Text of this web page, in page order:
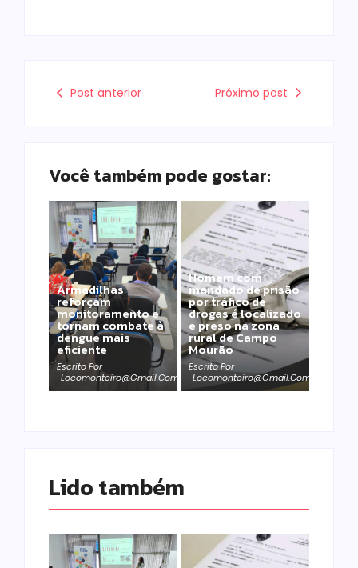
Post anterior Próximo post
Você também pode gostar:
Armadilhas
reforçam
monitoramento e
tornam combate à
dengue mais
eficiente
Escrito Por
Locomonteiro@gmail.com
Homem com
mandado de prisão
por tráfico de
drogas é localizado
e preso na zona
rural de Campo
Mourão
Escrito Por
Locomonteiro@gmail.com
Lido também